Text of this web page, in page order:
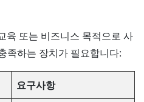
육 또는 비즈니스 목적으로 사
족하는 장치가 필요합니다:
요구사항